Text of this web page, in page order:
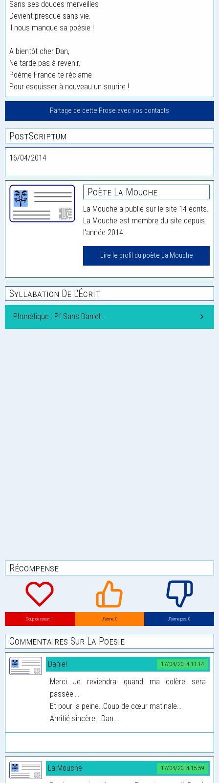
Sans ses douces merveilles
Devient presque sans vie.
Il nous manque sa poésie !
A bientôt cher Dan,
Ne tarde pas à revenir.
Poème France te réclame
Pour esquisser à nouveau un sourire !
Partage de cette Prose avec vos contacts
PostScriptum
16/04/2014
Poète La Mouche
La Mouche a publié sur le site 14 écrits.
La Mouche est membre du site depuis
l'année 2014.
Lire le profil du poète La Mouche
Syllabation De L'Écrit
Phonétique : Pf Sans Daniel…
Récompense
Coup de coeur: 1 J’aime: 0 J’aime pas: 0
Commentaires Sur La Poesie
17/04/2014 11:14
Daniel
Merci....Je reviendrai quand ma colère sera
passée.....
Et pour la peine...Coup de cœur matinale....
Amitié sincère....Dan....
17/04/2014 15:59
La Mouche